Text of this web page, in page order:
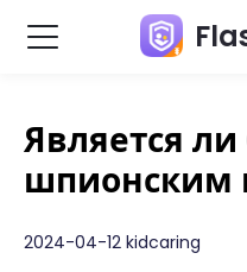
Является
шпионским
2024-04-12 kidcaring